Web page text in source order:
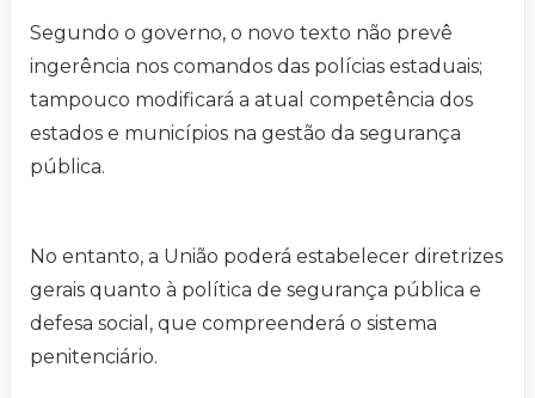
Segundo o governo, o novo texto não prevê
ingerência nos comandos das polícias estaduais;
tampouco modificará a atual competência dos
estados e municípios na gestão da segurança
pública.
No entanto, a União poderá estabelecer diretrizes
gerais quanto à política de segurança pública e
defesa social, que compreenderá o sistema
penitenciário.